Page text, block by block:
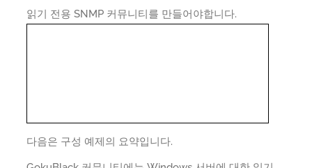
읽기 전용 SNMP 커뮤니티를 만들어야합니다.
다음은 구성 예제의 요약입니다.